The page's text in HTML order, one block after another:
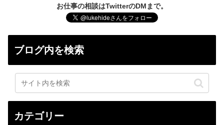
お仕事の相談はTwitterのDMまで。
ブログ内を検索
カテゴリー